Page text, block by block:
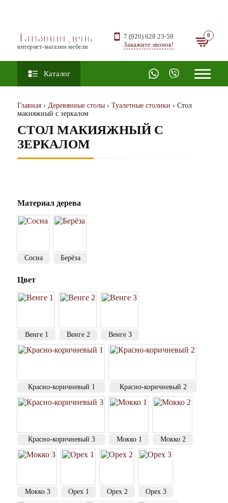
Татьянин день
интернет-магазин мебели
7 (920) 628 23-59
Закажите звонок!
Каталог
Главная › Деревянные столы › Туалетные столики › Стол
макияжный с зеркалом
СТОЛ МАКИЯЖНЫЙ С
ЗЕРКАЛОМ
Материал дерева
Сосна Берёза
Цвет
Венге 1 Венге 2 Венге 3
Красно-коричневый 1 Красно-коричневый 2
Красно-коричневый 3 Мокко 1 Мокко 2
Мокко 3 Орех 1 Орех 2 Орех 3